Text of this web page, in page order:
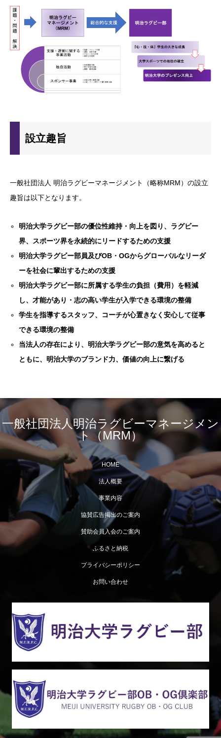
設立趣旨
一般社団法人 明治ラグビーマネージメント（略称MRM）の設立
趣旨は以下となります。
明治大学ラグビー部の優位性維持・向上を図り、ラグビー
界、スポーツ界を永続的にリードするための支援
明治大学ラグビー部員及びOB・OGからグローバルなリーダ
ーを社会に輩出するための支援
明治大学ラグビー部に所属する学生の負担（費用）を軽減
し、才能があり・志の高い学生が入学できる環境の整備
学生を指導するスタッフ、コーチが心置きなく安心して従事
できる環境の整備
当法人の存在により、明治大学ラグビー部の意気を高めると
ともに、明治大学のブランド力、価値の向上に繋げる
一般社団法人明治ラグビーマネージメン
ト（MRM）
HOME
法人概要
事業内容
協賛広告掲出のご案内
賛助会員入会のご案内
ふるさと納税
プライバシーポリシー
お問い合わせ